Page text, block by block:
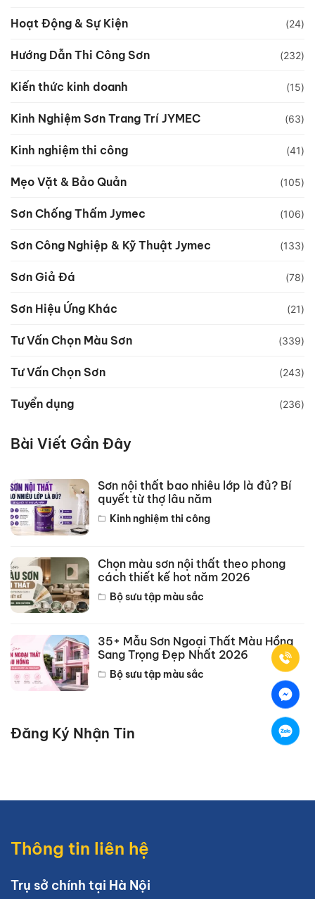
Hoạt Động & Sự Kiện (24)
Hướng Dẫn Thi Công Sơn (232)
Kiến thức kinh doanh (15)
Kinh Nghiệm Sơn Trang Trí JYMEC (63)
Kinh nghiệm thi công (41)
Mẹo Vặt & Bảo Quản (105)
Sơn Chống Thấm Jymec (106)
Sơn Công Nghiệp & Kỹ Thuật Jymec (133)
Sơn Giả Đá (78)
Sơn Hiệu Ứng Khác (21)
Tư Vấn Chọn Màu Sơn (339)
Tư Vấn Chọn Sơn (243)
Tuyển dụng (236)
Bài Viết Gần Đây
Sơn nội thất bao nhiêu lớp là đủ? Bí
quyết từ thợ lâu năm
Kinh nghiệm thi công
Chọn màu sơn nội thất theo phong
cách thiết kế hot năm 2026
Bộ sưu tập màu sắc
35+ Mẫu Sơn Ngoại Thất Màu Hồng
Sang Trọng Đẹp Nhất 2026
Bộ sưu tập màu sắc
Đăng Ký Nhận Tin
Thông tin liên hệ
Trụ sở chính tại Hà Nội